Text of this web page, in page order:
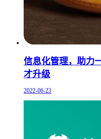
信息化管理，助力
才升级
2022-06-23